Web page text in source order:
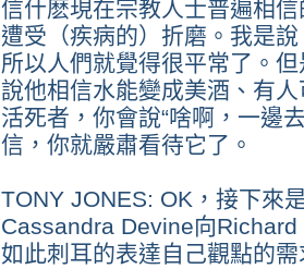
信什麽現在宗教人士普遍相
遭受（疾病的）折磨。我是
所以人們就覺得很平常了。
說他相信水能變成美酒、有
活死者，你會說“啥啊，一邊
信，你就嚴肅看待它了。
TONY JONES: OK，接下來
Cassandra Devine向
如此刺耳的表達自己觀點的